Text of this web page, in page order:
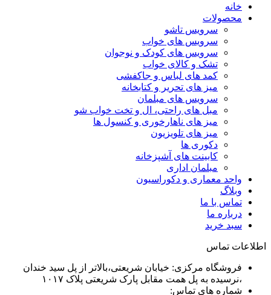
خانه
محصولات
سرویس تاشو
سرویس های خواب
سرویس های کودک و نوجوان
تشک و کالای خواب
کمد های لباس و جاکفشی
میز های تحریر و کتابخانه
سرویس های مبلمان
مبل های راحتی، ال و تخت خواب شو
میز های ناهارخوری و کنسول ها
میز های تلویزیون
دکوری ها
کابینت های آشپزخانه
مبلمان اداری
واحد معماری و دکوراسیون
وبلاگ
تماس با ما
درباره ما
سبد خرید
اطلاعات تماس
فروشگاه مرکزی: خیابان شریعتی،بالاتر از پل سید خندان
،نرسیده به پل همت مقابل پارک شریعتی پلاک ۱۰۱۷
شماره های تماس: